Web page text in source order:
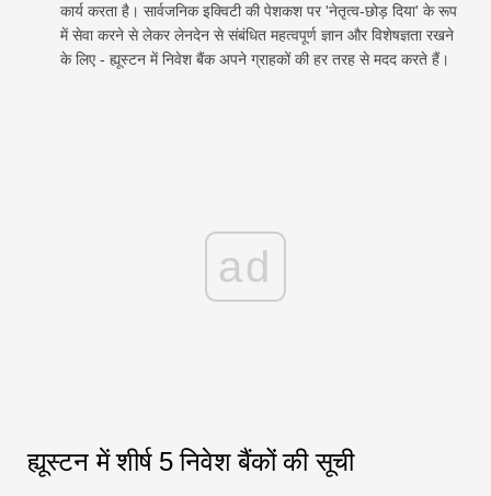
कार्य करता है। सार्वजनिक इक्विटी की पेशकश पर 'नेतृत्व-छोड़ दिया' के रूप
में सेवा करने से लेकर लेनदेन से संबंधित महत्वपूर्ण ज्ञान और विशेषज्ञता रखने
के लिए - ह्यूस्टन में निवेश बैंक अपने ग्राहकों की हर तरह से मदद करते हैं।
ad
ह्यूस्टन में शीर्ष 5 निवेश बैंकों की सूची